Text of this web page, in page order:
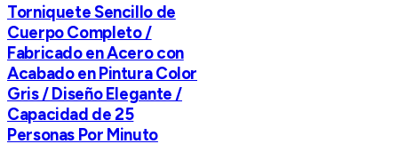
Torniquete Sencillo de
Cuerpo Completo /
Fabricado en Acero con
Acabado en Pintura Color
Gris / Diseño Elegante /
Capacidad de 25
Personas Por Minuto